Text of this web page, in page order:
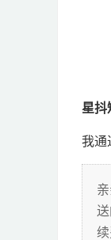
星抖
我通